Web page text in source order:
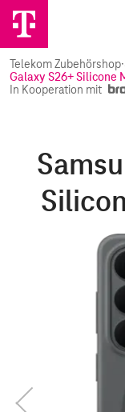
Telekom Zubehörshop·
Galaxy S26+ Silicone
In Kooperation mit